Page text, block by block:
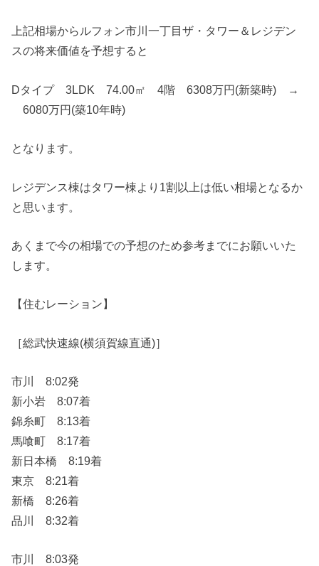
上記相場からルフォン市川一丁目ザ・タワー＆レジデン
スの将来価値を予想すると
Dタイプ 3LDK 74.00㎡ 4階 6308万円(新築時) →
6080万円(築10年時)
となります。
レジデンス棟はタワー棟より1割以上は低い相場となるか
と思います。
あくまで今の相場での予想のため参考までにお願いいた
します。
【住むレーション】
［総武快速線(横須賀線直通)］
市川 8:02発
新小岩 8:07着
錦糸町 8:13着
馬喰町 8:17着
新日本橋 8:19着
東京 8:21着
新橋 8:26着
品川 8:32着
市川 8:03発